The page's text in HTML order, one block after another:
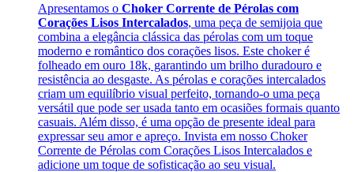
Apresentamos o Choker Corrente de Pérolas com
Corações Lisos Intercalados, uma peça de semijoia que
combina a elegância clássica das pérolas com um toque
moderno e romântico dos corações lisos. Este choker é
folheado em ouro 18k, garantindo um brilho duradouro e
resistência ao desgaste. As pérolas e corações intercalados
criam um equilíbrio visual perfeito, tornando-o uma peça
versátil que pode ser usada tanto em ocasiões formais quanto
casuais. Além disso, é uma opção de presente ideal para
expressar seu amor e apreço. Invista em nosso Choker
Corrente de Pérolas com Corações Lisos Intercalados e
adicione um toque de sofisticação ao seu visual.